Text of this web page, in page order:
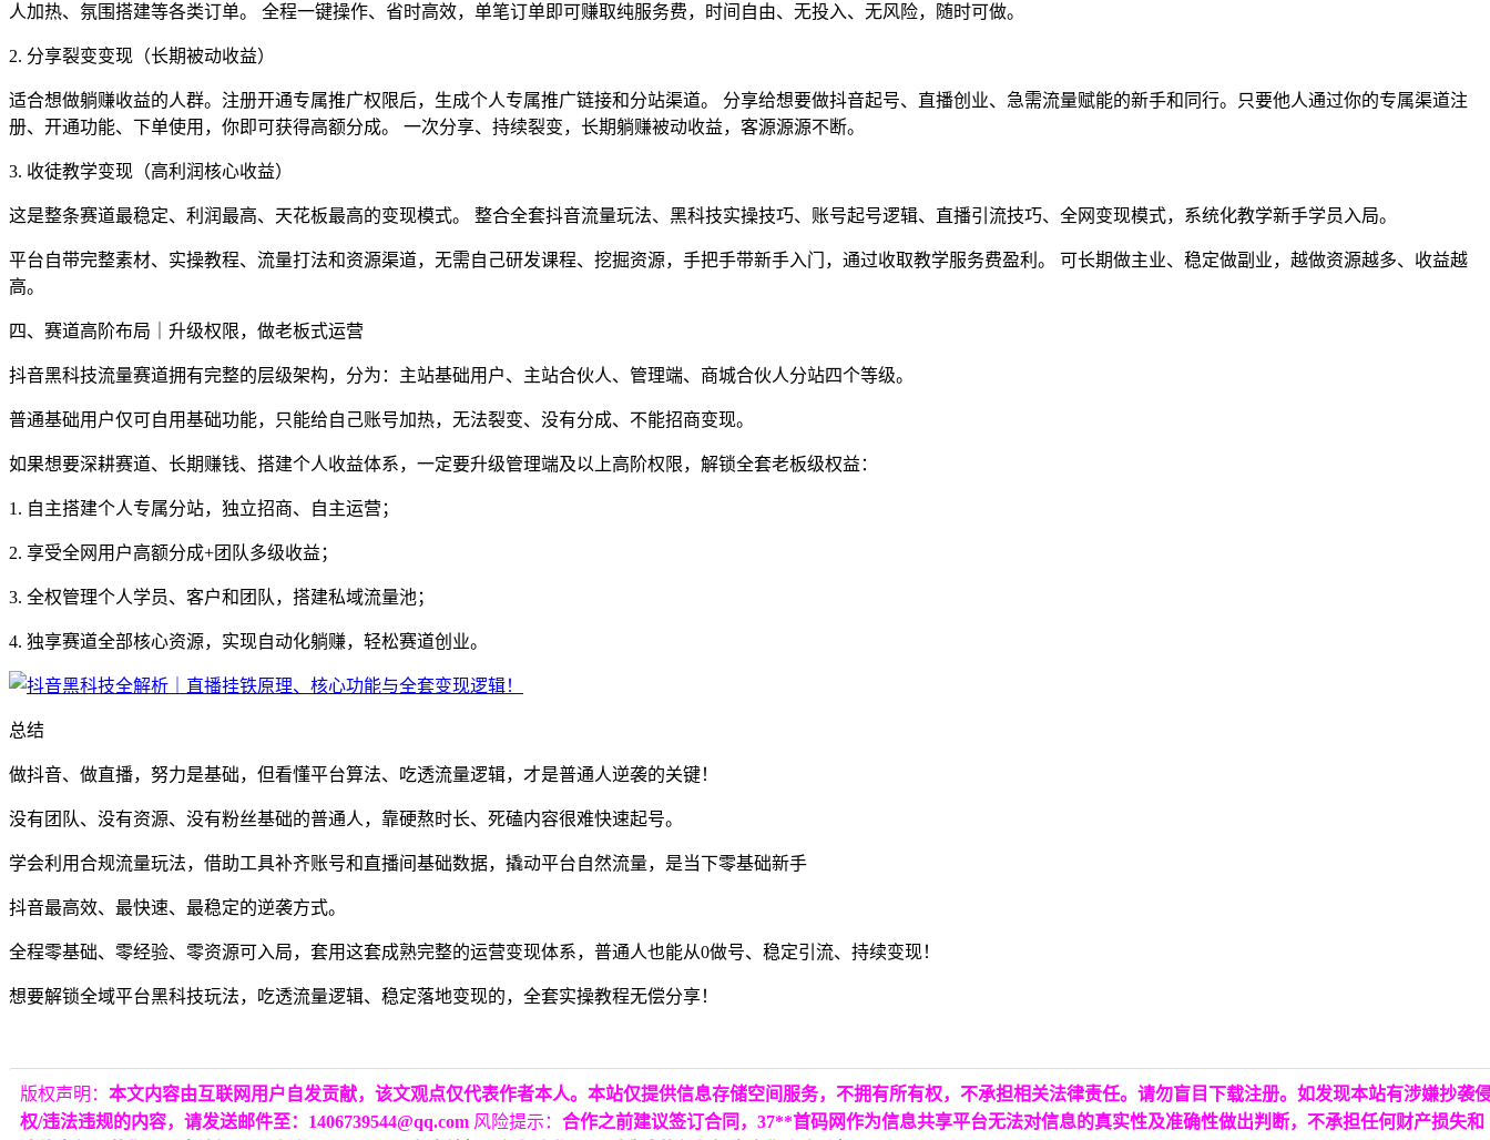
人加热、氛围搭建等各类订单。 全程一键操作、省时高效，单笔订单即可赚取纯服务费，时间自由、无投入、无风险，随时可做。
2. 分享裂变变现（长期被动收益）
适合想做躺赚收益的人群。注册开通专属推广权限后，生成个人专属推广链接和分站渠道。 分享给想要做抖音起号、直播创业、急需流量赋能的新手和同行。只要他人通过你的专属渠道注
册、开通功能、下单使用，你即可获得高额分成。 一次分享、持续裂变，长期躺赚被动收益，客源源源不断。
3. 收徒教学变现（高利润核心收益）
这是整条赛道最稳定、利润最高、天花板最高的变现模式。 整合全套抖音流量玩法、黑科技实操技巧、账号起号逻辑、直播引流技巧、全网变现模式，系统化教学新手学员入局。
平台自带完整素材、实操教程、流量打法和资源渠道，无需自己研发课程、挖掘资源，手把手带新手入门，通过收取教学服务费盈利。 可长期做主业、稳定做副业，越做资源越多、收益越
高。
四、赛道高阶布局｜升级权限，做老板式运营
抖音黑科技流量赛道拥有完整的层级架构，分为：主站基础用户、主站合伙人、管理端、商城合伙人分站四个等级。
普通基础用户仅可自用基础功能，只能给自己账号加热，无法裂变、没有分成、不能招商变现。
如果想要深耕赛道、长期赚钱、搭建个人收益体系，一定要升级管理端及以上高阶权限，解锁全套老板级权益：
1. 自主搭建个人专属分站，独立招商、自主运营；
2. 享受全网用户高额分成+团队多级收益；
3. 全权管理个人学员、客户和团队，搭建私域流量池；
4. 独享赛道全部核心资源，实现自动化躺赚，轻松赛道创业。
总结
做抖音、做直播，努力是基础，但看懂平台算法、吃透流量逻辑，才是普通人逆袭的关键！
没有团队、没有资源、没有粉丝基础的普通人，靠硬熬时长、死磕内容很难快速起号。
学会利用合规流量玩法，借助工具补齐账号和直播间基础数据，撬动平台自然流量，是当下零基础新手
抖音最高效、最快速、最稳定的逆袭方式。
全程零基础、零经验、零资源可入局，套用这套成熟完整的运营变现体系，普通人也能从0做号、稳定引流、持续变现！
想要解锁全域平台黑科技玩法，吃透流量逻辑、稳定落地变现的，全套实操教程无偿分享！
版权声明： 本文内容由互联网用户自发贡献，该文观点仅代表作者本人。本站仅提供信息存储空间服务，不拥有所有权，不承担相关法律责任。请勿盲目下载注册。如发现本站有涉嫌抄袭
权/违法违规的内容，请发送邮件至：1406739544@qq.com 风险提示： 合作之前建议签订合同，37**首码网作为信息共享平台无法对信息的真实性及准确性做出判断，不承担任何财产损失和